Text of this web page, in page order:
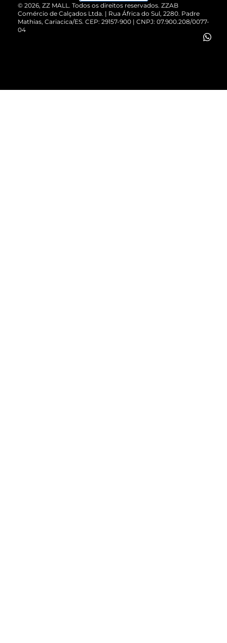
Cartão Presente
Vendas Corporativas
© 2026, ZZ MALL. Todos os direitos reservados. ZZAB
Comércio de Calçados Ltda. | Rua África do Sul, 2280. Padre
Mathias, Cariacica/ES. CEP: 29157-900 | CNPJ: 07.900.208/0077-
04